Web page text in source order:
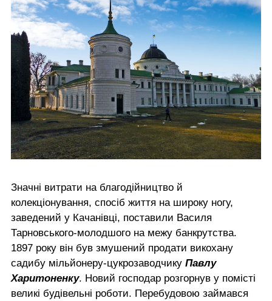
Значні витрати на благодійництво й
колекціонування, спосіб життя на широку ногу,
заведений у Качанівці, поставили Василя
Тарновського-молодшого на межу банкрутства.
1897 року він був змушений продати викохану
садибу мільйонеру-цукрозаводчику Павлу
Харитоненку. Новий господар розгорнув у помісті
великі будівельні роботи. Перебудовою займався